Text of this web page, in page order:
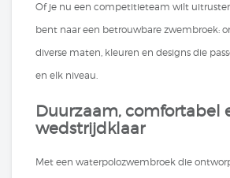
Of je nu een competitieteam wilt
bent naar een betrouwbare zwembroek:
diverse maten, kleuren en designs die
en elk niveau.
Duurzaam, comfortabel
wedstrijdklaar
Met een waterpolozwembroek die